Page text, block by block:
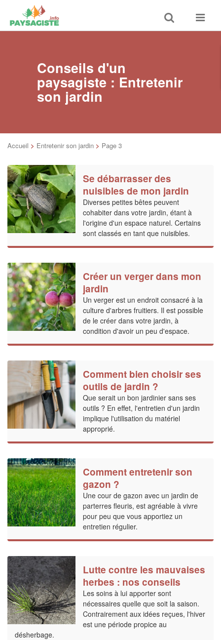
Toggle
search
Toggle
Conseils d'un
paysagiste : Entretenir
son jardin
Accueil > Entretenir son jardin > Page 3
Se débarrasser des
nuisibles de mon jardin
Diverses petites bêtes peuvent
cohabiter dans votre jardin, étant à
l'origine d'un espace naturel. Certains
sont classés en tant que nuisibles.
Créer un verger dans mon
jardin
Un verger est un endroit consacré à la
culture d'arbres fruitiers. Il est possible
de le créer dans votre jardin, à
condition d'avoir un peu d'espace.
Comment bien choisir ses
outils de jardin ?
Que serait un bon jardinier sans ses
outils ? En effet, l'entretien d'un jardin
implique l'utilisation du matériel
approprié.
Comment entretenir son
gazon ?
Une cour de gazon avec un jardin de
parterres fleuris, est agréable à vivre
pour peu que vous apportiez un
entretien régulier.
Lutte contre les mauvaises
herbes : nos conseils
Les soins à lui apporter sont
nécessaires quelle que soit la saison.
Contrairement aux idées reçues, l'hiver
est une période propice au
désherbage.